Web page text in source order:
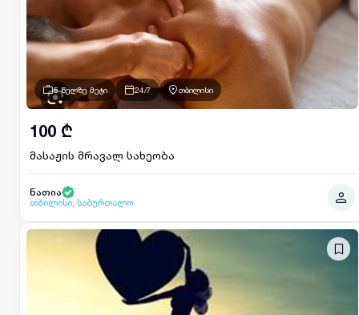
5 წელზე მეტი 24/7 თბილისი
მასაჟის მრავალ სახეობა
100 ₾
ნათია
თბილისი, საბურთალო